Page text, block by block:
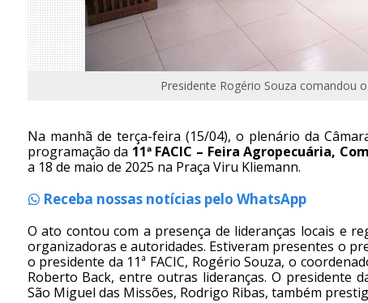
Presidente Rogério Souza comandou
Na manhã de terça-feira (15/04), o plenário da
programação da 11ª FACIC – Feira Agropecuária,
a 18 de maio de 2025 na Praça Viru Kliemann.
Receba nossas notícias pelo WhatsApp
O ato contou com a presença de lideranças locais e
organizadoras e autoridades. Estiveram presentes o
o presidente da 11ª FACIC, Rogério Souza, o
Roberto Back, entre outras lideranças. O presidente
São Miguel das Missões, Rodrigo Ribas, também